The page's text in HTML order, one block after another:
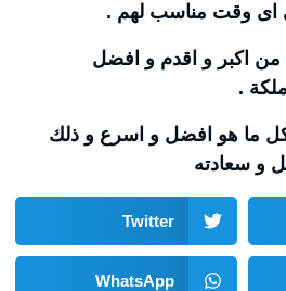
اى وقت مناسب لهم .
من اكبر و اقدم و افضل
.
ما هو افضل و اسرع و ذلك
و سعادته
Twitter
WhatsApp